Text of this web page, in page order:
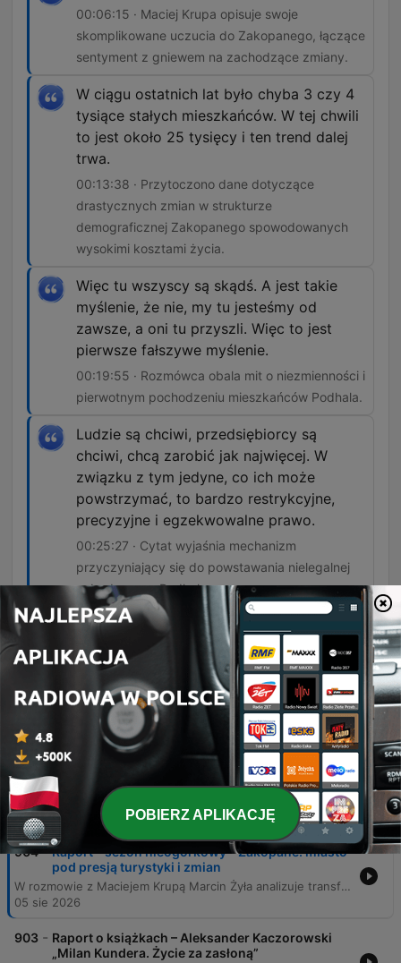
00:06:15 · Maciej Krupa opisuje swoje
skomplikowane uczucia do Zakopanego, łączące
sentyment z gniewem na zachodzące zmiany.
W ciągu ostatnich lat było chyba 3 czy 4
tysiące stałych mieszkańców. W tej chwili
to jest około 25 tysięcy i ten trend dalej
trwa.
00:13:38 · Przytoczono dane dotyczące
drastycznych zmian w strukturze
demograficznej Zakopanego spowodowanych
wysokimi kosztami życia.
Więc tu wszyscy są skądś. A jest takie
myślenie, że nie, my tu jesteśmy od
zawsze, a oni tu przyszli. Więc to jest
pierwsze fałszywe myślenie.
00:19:55 · Rozmówca obala mit o niezmienności i
pierwotnym pochodzeniu mieszkańców Podhala.
Ludzie są chciwi, przedsiębiorcy są
chciwi, chcą zarobić jak najwięcej. W
związku z tym jedyne, co ich może
powstrzymać, to bardzo restrykcyjne,
precyzyjne i egzekwowalne prawo.
00:25:27 · Cytat wyjaśnia mechanizm
przyczyniający się do powstawania nielegalnej
zabudowy na Podhalu.
Nie znam żadnego miasta tej wielkości,
która miałaby taką liczbę wydarzeń
kulturalnych, festiwali, instytucji kultury.
00:43:00 · Rozmówca podkreśla niezwykłe
bogactwo oferty kulturalnej Zakopanego w
stosunku do jego liczby mieszkańców.
Odcinki
904 - Raport - sezon nieogórkowy - Zakopane: miasto
pod presją turystyki i zmian
W rozmowie z Maciejem Krupą Marcin Żyła analizuje transformację Zakopanego, skupiając się na problemach wynikających z masowej turystyki i niekontrolowanego rozwoju. Rozmówca wskazuje na chaos urbanistyczny, wzrost cen nieruchomości oraz zanikanie tożsamości lokalnej pod wpływem komercjalizacji. Analizie poddano również kwestie tożsamości góralskiej, trudności w regulowaniu ruchu samochodowego oraz zmiany w strukturze odwiedzających miasto – od czasów PRL po obecny napływ turystów z krajów bałtyckich i Bliskiego Wschodu. Gość dzieli się refleksjami na temat unikalnej kultury Zakopanego oraz wyzwań związanych z brakiem zdecydowanych działań władz w obliczu samowoli budowlanej.
05 sie 2026
903 - Raport o książkach – Aleksander Kaczorowski
„Milan Kundera. Życie za zasłoną”
POBIERZ APLIKACJĘ